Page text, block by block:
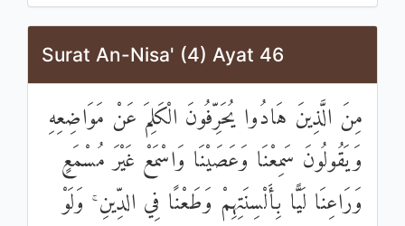
Surat An-Nisa' (4) Ayat 46
مِنَ الَّذِينَ هَادُوا يُحَرِّفُونَ الْكَلِمَ عَنْ مَوَاضِعِهِ
وَيَقُولُونَ سَمِعْنَا وَعَصَيْنَا وَاسْمَعْ غَيْرَ مُسْمَعٍ
وَرَاعِنَا لَيًّا بِأَلْسِنَتِهِمْ وَطَعْنًا فِي الدِّينِ ۚ وَلَوْ